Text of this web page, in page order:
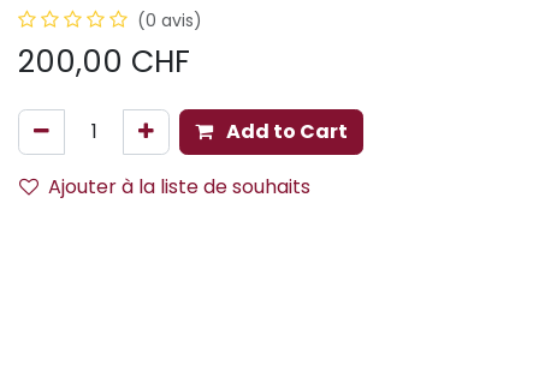
(0 avis)
200,00 CHF
Add to Cart
Ajouter à la liste de souhaits